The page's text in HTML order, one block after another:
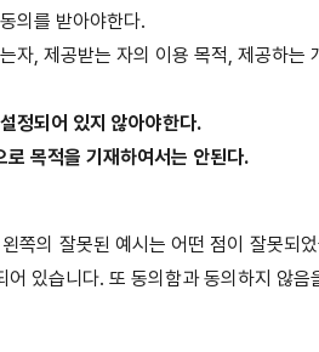
의를 받아야한다.
자, 제공받는 자의 이용 목적, 제공하는
정되어 있지 않아야한다.
로 목적을 기재하여서는 안된다.
쪽의 잘못된 예시는 어떤 점이 잘못되
있습니다. 또 동의함과 동의하지 않음